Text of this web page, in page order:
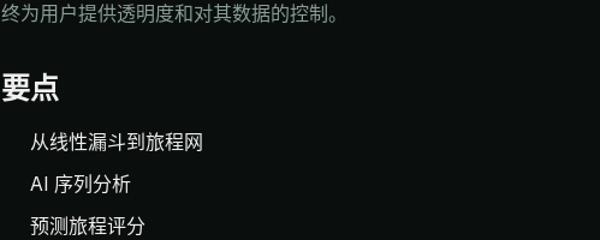
终为用户提供透明度和对其数据的控制。
要点
从线性漏斗到旅程网
AI 序列分析
预测旅程评分